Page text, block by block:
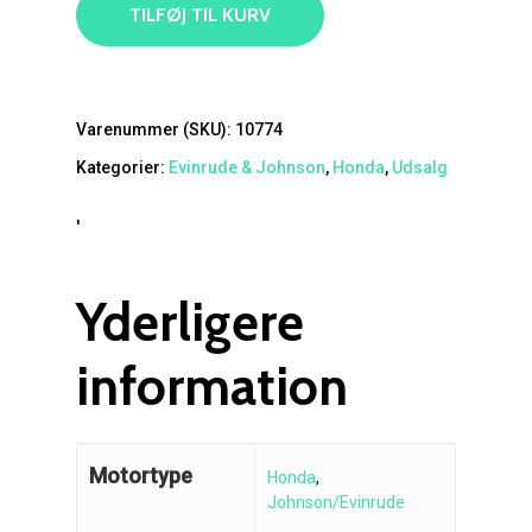
TILFØJ TIL KURV
Varenummer (SKU): 10774
Kategorier: Evinrude & Johnson, Honda, Udsalg
'
Yderligere
information
Motortype Honda,
Johnson/Evinrude